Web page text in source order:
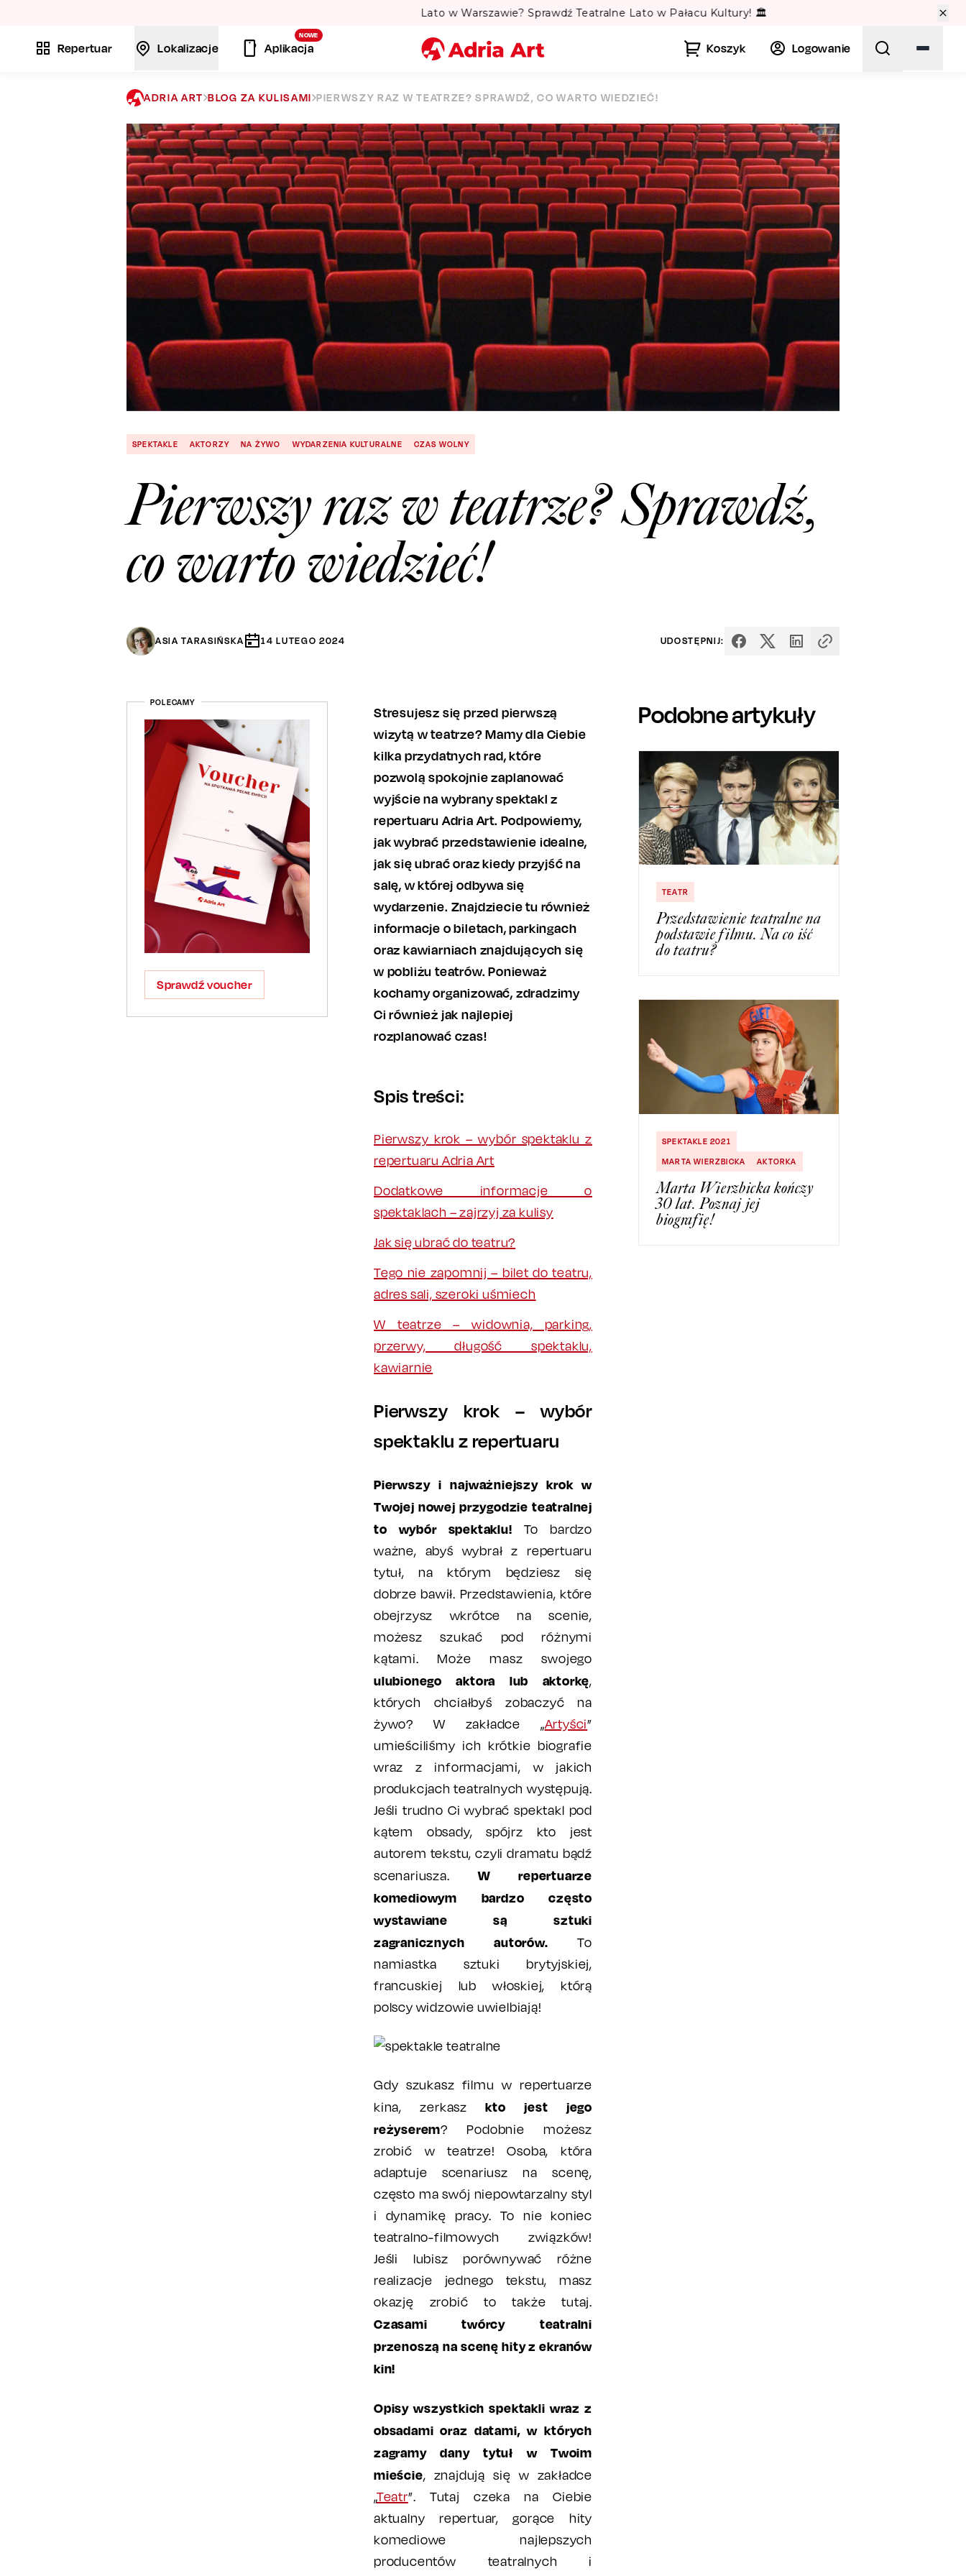
Lato w Warszawie? Sprawdź Teatralne Lato w Pałacu Kultury! 🏛️
Repertuar Lokalizacje
NOWE
Aplikacja Koszyk Logowanie
Miasto
Kategoria
Szukaj
ADRIA ART BLOG ZA KULISAMI PIERWSZY RAZ W TEATRZE? SPRAWDŹ, CO WARTO WIEDZIEĆ!
SPEKTAKLE AKTORZY NA ŻYWO WYDARZENIA KULTURALNE CZAS WOLNY
Pierwszy raz w teatrze? Sprawdź,
co warto wiedzieć!
ASIA TARASIŃSKA 14 LUTEGO 2024 UDOSTĘPNIJ:
POLECAMY
Sprawdź voucher
Stresujesz się przed pierwszą
wizytą w teatrze? Mamy dla Ciebie
kilka przydatnych rad, które
pozwolą spokojnie zaplanować
wyjście na wybrany spektakl z
repertuaru Adria Art. Podpowiemy,
jak wybrać przedstawienie idealne,
jak się ubrać oraz kiedy przyjść na
salę, w której odbywa się
wydarzenie. Znajdziecie tu również
informacje o biletach, parkingach
oraz kawiarniach znajdujących się
w pobliżu teatrów. Ponieważ
kochamy organizować, zdradzimy
Ci również jak najlepiej
rozplanować czas!
Spis treści:
Pierwszy krok – wybór spektaklu z
repertuaru Adria Art
Dodatkowe informacje o
spektaklach – zajrzyj za kulisy
Jak się ubrać do teatru?
Tego nie zapomnij – bilet do teatru,
adres sali, szeroki uśmiech
W teatrze – widownia, parking,
przerwy, długość spektaklu,
kawiarnie
Pierwszy krok – wybór
spektaklu z repertuaru
Pierwszy i najważniejszy krok w
Twojej nowej przygodzie teatralnej
to wybór spektaklu! To bardzo
ważne, abyś wybrał z repertuaru
tytuł, na którym będziesz się
dobrze bawił. Przedstawienia, które
obejrzysz wkrótce na scenie,
możesz szukać pod różnymi
kątami. Może masz swojego
ulubionego aktora lub aktorkę,
których chciałbyś zobaczyć na
żywo? W zakładce „Artyści”
umieściliśmy ich krótkie biografie
wraz z informacjami, w jakich
produkcjach teatralnych występują.
Jeśli trudno Ci wybrać spektakl pod
kątem obsady, spójrz kto jest
autorem tekstu, czyli dramatu bądź
scenariusza.W repertuarze
komediowym bardzo często
wystawiane są sztuki
zagranicznych autorów. To
namiastka sztuki brytyjskiej,
francuskiej lub włoskiej, którą
polscy widzowie uwielbiają!
Gdy szukasz filmu w repertuarze
kina, zerkaszkto jest jego
reżyserem? Podobnie możesz
zrobić w teatrze! Osoba, która
adaptuje scenariusz na scenę,
często ma swój niepowtarzalny styl
i dynamikę pracy. To nie koniec
teatralno-filmowych związków!
Jeśli lubisz porównywać różne
realizacje jednego tekstu, masz
okazję zrobić to także tutaj.
Czasami twórcy teatralni
przenoszą na scenę hity z ekranów
kin!
Opisy wszystkich spektakli wraz z
obsadami oraz datami, w których
zagramy dany tytuł w Twoim
mieście, znajdują się w zakładce
„Teatr”. Tutaj czeka na Ciebie
aktualny repertuar, gorące hity
komediowe najlepszych
producentów teatralnych i
Podobne artykuły
TEATR
Przedstawienie teatralne na
podstawie filmu. Na co iść
do teatru?
SPEKTAKLE 2021
MARTA WIERZBICKA
AKTORKA
Marta Wierzbicka kończy
30 lat. Poznaj jej
biografię!